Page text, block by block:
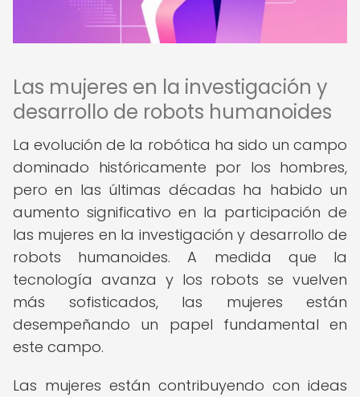
Las mujeres en la investigación y
desarrollo de robots humanoides
La evolución de la robótica ha sido un campo
dominado históricamente por los hombres,
pero en las últimas décadas ha habido un
aumento significativo en la participación de
las mujeres en la investigación y desarrollo de
robots humanoides. A medida que la
tecnología avanza y los robots se vuelven
más sofisticados, las mujeres están
desempeñando un papel fundamental en
este campo.
Las mujeres están contribuyendo con ideas